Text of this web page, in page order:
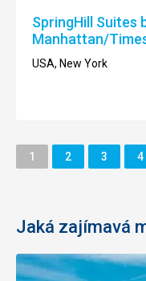
SpringHill Suites
Manhattan/
USA, New York
Stránka
1 Stránka
2 Stránka
3 4
Jaká zajímavá